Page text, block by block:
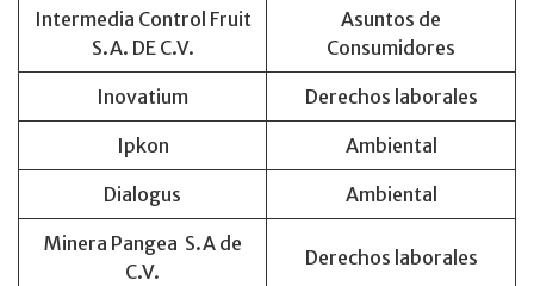
Intermedia Control Fruit
S.A. DE C.V.
Asuntos de
Consumidores
Inovatium Derechos laborales
Ipkon Ambiental
Dialogus Ambiental
Minera Pangea S.A de
C.V.
Derechos laborales